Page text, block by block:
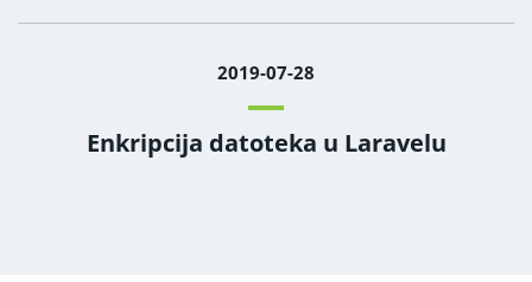
2019-07-28
Enkripcija datoteka u Laravelu